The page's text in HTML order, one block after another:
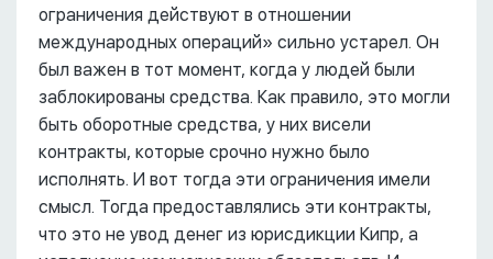
ограничения действуют в отношении
международных операций» сильно устарел. Он
был важен в тот момент, когда у людей были
заблокированы средства. Как правило, это могли
быть оборотные средства, у них висели
контракты, которые срочно нужно было
исполнять. И вот тогда эти ограничения имели
смысл. Тогда предоставлялись эти контракты,
что это не увод денег из юрисдикции Кипр, а